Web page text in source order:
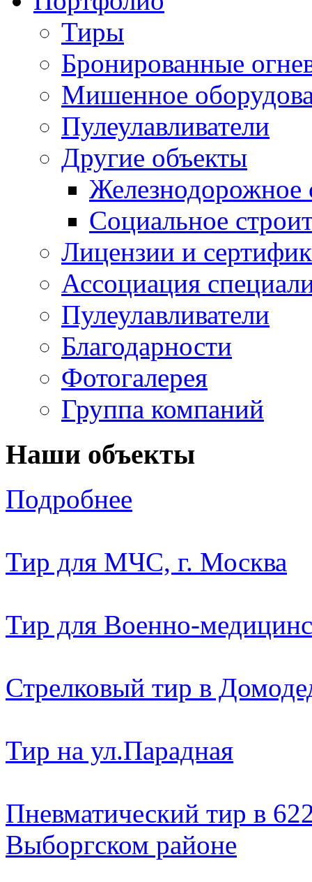
Тиры
Бронированные
Мишенное
Пулеулавливатели
Другие объекты
Железнодорожное
Социальное
Лицензии и
Ассоциация
Пулеулавливатели
Благодарности
Фотогалерея
Группа компаний
Наши объекты
Подробнее
Тир для МЧС, г. Москва
Тир для Военно-
Стрелковый тир в
Тир на ул.Парадная
Пневматический тир в
Выборгском районе